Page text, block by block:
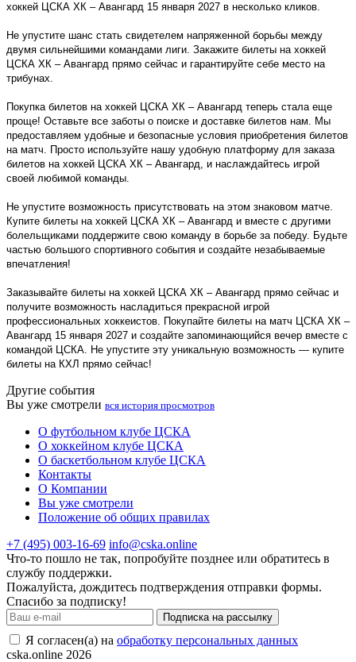
хоккей ЦСКА ХК – Авангард 15 января 2027 в несколько кликов.
Не упустите шанс стать свидетелем напряженной борьбы между
двумя сильнейшими командами лиги. Закажите билеты на хоккей
ЦСКА ХК – Авангард прямо сейчас и гарантируйте себе место на
трибунах.
Покупка билетов на хоккей ЦСКА ХК – Авангард теперь стала еще
проще! Оставьте все заботы о поиске и доставке билетов нам. Мы
предоставляем удобные и безопасные условия приобретения билетов
на матч. Просто используйте нашу удобную платформу для заказа
билетов на хоккей ЦСКА ХК – Авангард, и наслаждайтесь игрой
своей любимой команды.
Не упустите возможность присутствовать на этом знаковом матче.
Купите билеты на хоккей ЦСКА ХК – Авангард и вместе с другими
болельщиками поддержите свою команду в борьбе за победу. Будьте
частью большого спортивного события и создайте незабываемые
впечатления!
Заказывайте билеты на хоккей ЦСКА ХК – Авангард прямо сейчас и
получите возможность насладиться прекрасной игрой
профессиональных хоккеистов. Покупайте билеты на матч ЦСКА ХК –
Авангард 15 января 2027 и создайте запоминающийся вечер вместе с
командой ЦСКА. Не упустите эту уникальную возможность — купите
билеты на КХЛ прямо сейчас!
Другие события
Вы уже смотрели вся история просмотров
О футбольном клубе ЦСКА
О хоккейном клубе ЦСКА
О баскетбольном клубе ЦСКА
Контакты
О Компании
Вы уже смотрели
Положение об общих правилах
+7 (495) 003-16-69 info@cska.online
Что-то пошло не так, попробуйте позднее или обратитесь в
службу поддержки.
Пожалуйста, дождитесь подтверждения отправки формы.
Спасибо за подписку!
Подписка на рассылку
Я согласен(а) на обработку персональных данных
cska.online 2026